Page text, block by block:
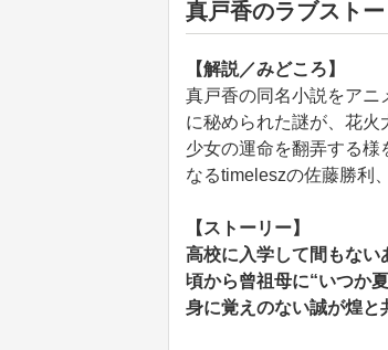
真戸香のラブスト
【解説／みどころ】
真戸香の同名小説をアニ
に秘められた謎が、花火
少女の運命を翻弄する様
なるtimeleszの佐藤勝利
【ストーリー】
高校に入学して間もない
頃から曾祖母に“いつか
身に覚えのない誠が煌